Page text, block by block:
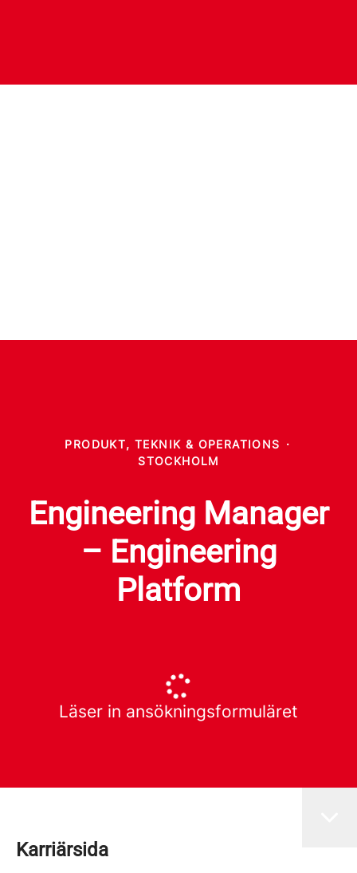
PRODUKT, TEKNIK & OPERATIONS ·
STOCKHOLM
Engineering Manager
– Engineering
Platform
Läser in ansökningsformuläret
Karriärsida